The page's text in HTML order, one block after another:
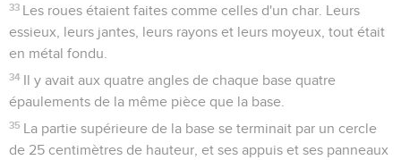
33 Les roues étaient faites comme celles d'un char. Leurs
essieux, leurs jantes, leurs rayons et leurs moyeux, tout était
en métal fondu.
34 Il y avait aux quatre angles de chaque base quatre
épaulements de la même pièce que la base.
35 La partie supérieure de la base se terminait par un cercle
de 25 centimètres de hauteur, et ses appuis et ses panneaux